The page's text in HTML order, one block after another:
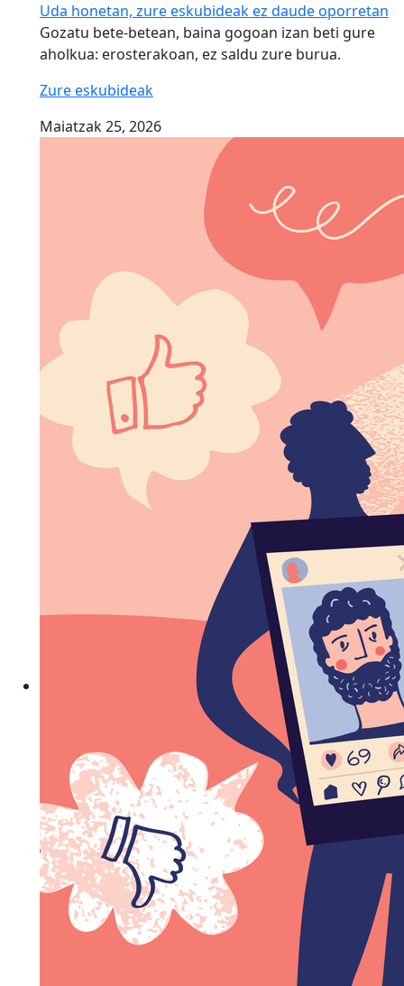
Uda honetan, zure eskubideak ez daude oporretan
Gozatu bete-betean, baina gogoan izan beti gure
aholkua: erosterakoan, ez saldu zure burua.
Zure eskubideak
Maiatzak 25, 2026